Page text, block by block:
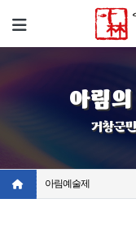
메뉴
아림
거창군
아림예술제